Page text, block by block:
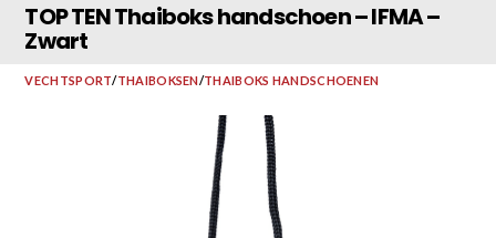
TOP TEN Thaiboks handschoen – IFMA –
Zwart
VECHTSPORT/THAIBOKSEN/THAIBOKS HANDSCHOENEN